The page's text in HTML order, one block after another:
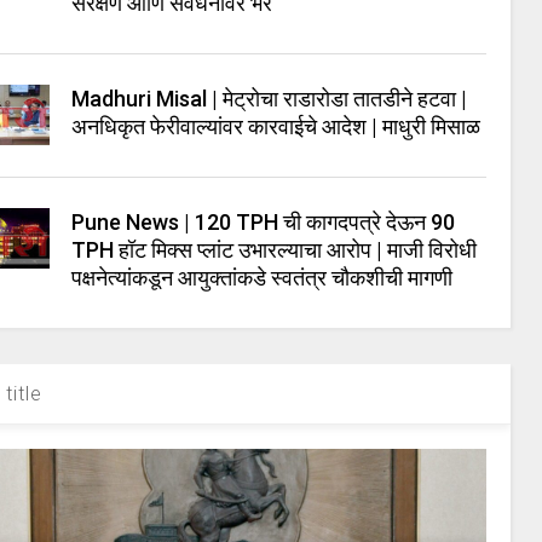
Madhuri Misal | मेट्रोचा राडारोडा तातडीने हटवा |
अनधिकृत फेरीवाल्यांवर कारवाईचे आदेश | माधुरी मिसाळ
Pune News | 120 TPH ची कागदपत्रे देऊन 90
TPH हॉट मिक्स प्लांट उभारल्याचा आरोप | माजी विरोधी
पक्षनेत्यांकडून आयुक्तांकडे स्वतंत्र चौकशीची मागणी